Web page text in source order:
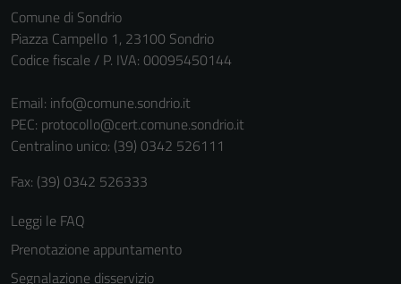
Comune di Sondrio
Piazza Campello 1, 23100 Sondrio
Codice fiscale / P. IVA: 00095450144
Email: info@comune.sondrio.it
PEC: protocollo@cert.comune.sondrio.it
Centralino unico: (39) 0342 526111
Fax: (39) 0342 526333
Leggi le FAQ
Prenotazione appuntamento
Segnalazione disservizio